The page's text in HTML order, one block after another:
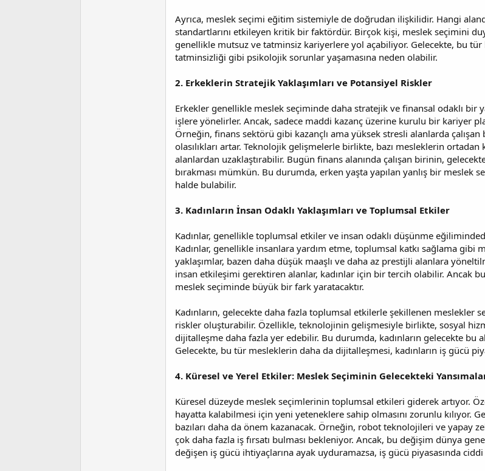
Ayrıca, meslek seçimi eğitim sistemiyle de doğrudan ilişkilidir. Hangi
standartlarını etkileyen kritik bir faktördür. Birçok kişi, meslek seçimini
genellikle mutsuz ve tatminsiz kariyerlere yol açabiliyor. Gelecekte, bu
tatminsizliği gibi psikolojik sorunlar yaşamasına neden olabilir.
2. Erkeklerin Stratejik Yaklaşımları ve Potansiyel Riskler
Erkekler genellikle meslek seçiminde daha stratejik ve finansal odaklı
işlere yönelirler. Ancak, sadece maddi kazanç üzerine kurulu bir kariyer
Örneğin, finans sektörü gibi kazançlı ama yüksek stresli alanlarda
olasılıkları artar. Teknolojik gelişmelerle birlikte, bazı mesleklerin
alanlardan uzaklaştırabilir. Bugün finans alanında çalışan birinin,
bırakması mümkün. Bu durumda, erken yaşta yapılan yanlış bir meslek
halde bulabilir.
3. Kadınların İnsan Odaklı Yaklaşımları ve Toplumsal Etkiler
Kadınlar, genellikle toplumsal etkiler ve insan odaklı düşünme
Kadınlar, genellikle insanlara yardım etme, toplumsal katkı sağlama gibi
yaklaşımlar, bazen daha düşük maaşlı ve daha az prestijli alanlara
insan etkileşimi gerektiren alanlar, kadınlar için bir tercih olabilir. Ancak
meslek seçiminde büyük bir fark yaratacaktır.
Kadınların, gelecekte daha fazla toplumsal etkilerle şekillenen meslekler
riskler oluşturabilir. Özellikle, teknolojinin gelişmesiyle birlikte, sosyal
dijitalleşme daha fazla yer edebilir. Bu durumda, kadınların gelecekte bu
Gelecekte, bu tür mesleklerin daha da dijitalleşmesi, kadınların iş gücü
4. Küresel ve Yerel Etkiler: Meslek Seçiminin Gelecekteki
Küresel düzeyde meslek seçimlerinin toplumsal etkileri giderek artıyor.
hayatta kalabilmesi için yeni yeteneklere sahip olmasını zorunlu kılıyor.
bazıları daha da önem kazanacak. Örneğin, robot teknolojileri ve yapay
çok daha fazla iş fırsatı bulması bekleniyor. Ancak, bu değişim dünya
değişen iş gücü ihtiyaçlarına ayak uyduramazsa, iş gücü piyasasında